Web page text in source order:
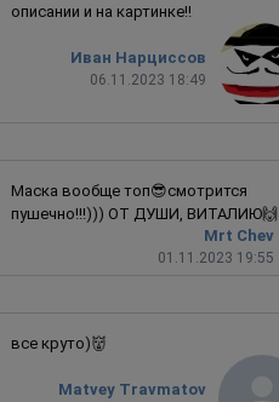
Иван Нарциссов
06.11.2023 18:49
описании и на картинке!!
Mrt Chev
01.11.2023 19:55
Маска вообще топ😎смотрится
пушечно!!!))) ОТ ДУШИ, ВИТАЛИЮ🙌
Matvey Travmatov
все круто)👹